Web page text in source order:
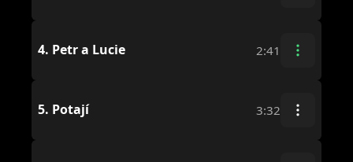
4. Petr a Lucie 2:41
5. Potají 3:32